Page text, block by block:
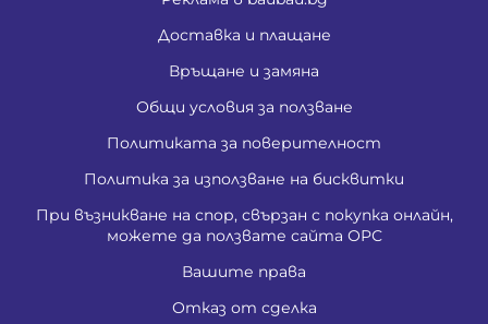
Доставка и плащане
Връщане и замяна
Общи условия за ползване
Политиката за поверителност
Политика за използване на бисквитки
При възникване на спор, свързан с покупка онлайн,
можете да ползвате сайта ОРС
Вашите права
Отказ от сделка